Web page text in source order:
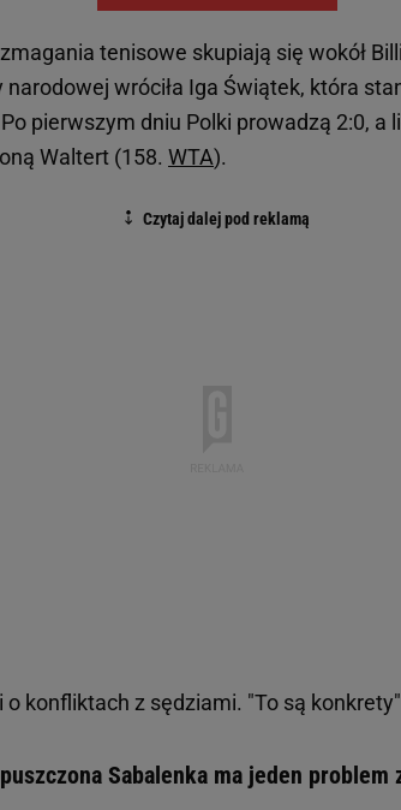
tenisowe skupiają się wokół
wróciła Iga Świątek, która
pierwszym dniu Polki prowadzą 2:0, a
Waltert (158. WTA).
o konfliktach z sędziami. "To są konkrety"
Sabalenka ma jeden problem